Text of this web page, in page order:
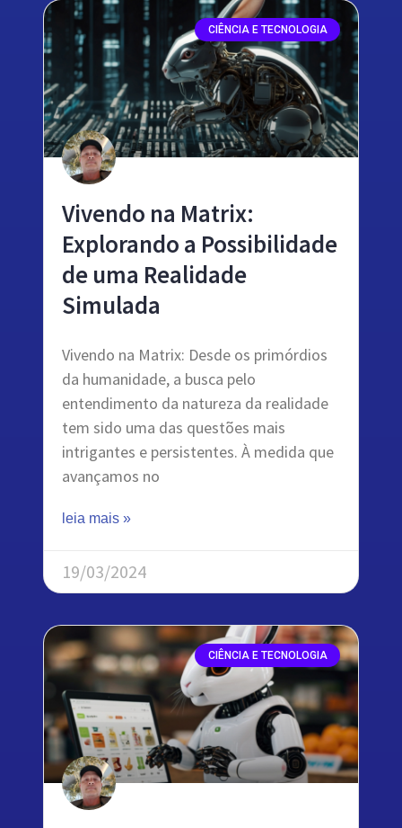
CIÊNCIA E TECNOLOGIA
Vivendo na Matrix:
Explorando a Possibilidade
de uma Realidade
Simulada
Vivendo na Matrix: Desde os primórdios
da humanidade, a busca pelo
entendimento da natureza da realidade
tem sido uma das questões mais
intrigantes e persistentes. À medida que
avançamos no
leia mais »
19/03/2024
CIÊNCIA E TECNOLOGIA